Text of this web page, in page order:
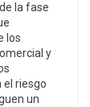
la fase
los
y
riesgo
un